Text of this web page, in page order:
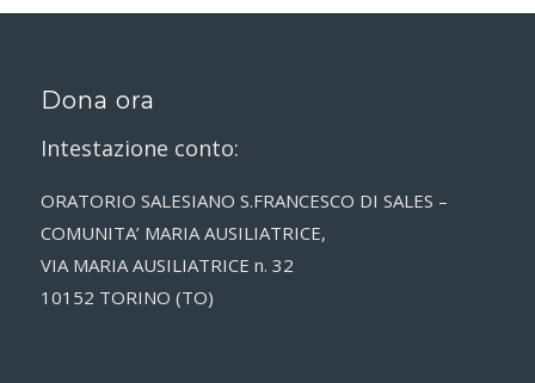
Dona ora
Intestazione conto:
ORATORIO SALESIANO S.FRANCESCO DI SALES –
COMUNITA’ MARIA AUSILIATRICE,
VIA MARIA AUSILIATRICE n. 32
10152 TORINO (TO)